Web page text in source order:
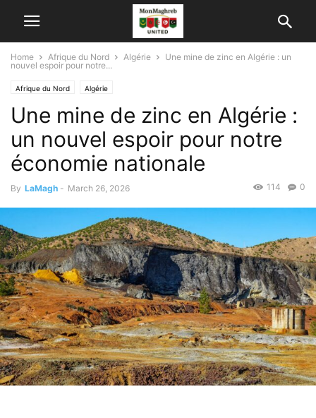
Home Afrique du Nord Algérie
Une mine de zinc en Algérie : un
nouvel espoir pour notre...
Afrique du Nord Algérie
Une mine de zinc en Algérie :
un nouvel espoir pour notre
économie nationale
By LaMagh - March 26, 2026 0
114